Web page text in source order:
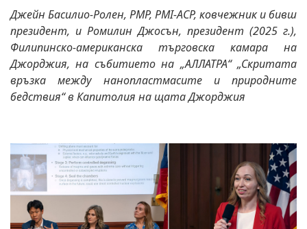
Джейн Басилио-Ролен, PMP, PMI-ACP, ковчежник и бивш
президент, и Ромилин Джосън, президент (2025 г.),
Филипинско-американска търговска камара на
Джорджия, на събитието на „АЛЛАТРА“ „Скритата
връзка между нанопластмасите и природните
бедствия“ в Капитолия на щата Джорджия